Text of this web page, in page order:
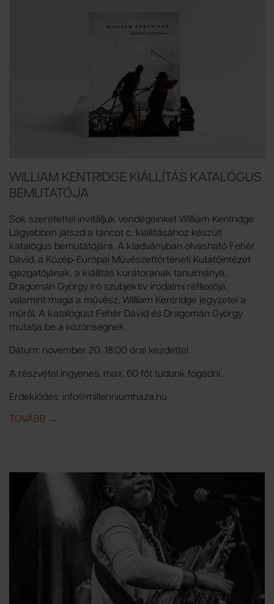
WILLIAM KENTRIDGE KIÁLLÍTÁS KATALÓGUS
BEMUTATÓJA
Sok szeretettel invitáljuk vendégeinket William Kentridge
Lágyabban játszd a táncot c. kiállításához készült
katalógus bemutatójára. A kiadványban olvasható Fehér
Dávid, a Közép-Európai Művészettörténeti Kutatóintézet
igazgatójának, a kiállítás kurátorának tanulmánya,
Dragomán György író szubjektív irodalmi reflexiója,
valamint maga a művész, William Kentridge jegyzetei a
műről. A katalógust Fehér Dávid és Dragomán György
mutatja be a közönségnek.
Dátum: november 20. 18:00 órai kezdettel
A részvétel ingyenes, max. 60 főt tudunk fogadni.
Érdeklődés: info@millenniumhaza.hu
TOVÁBB IDE: WILLIAM KENTRIDGE KIÁLLÍTÁS KATALÓGUS
→